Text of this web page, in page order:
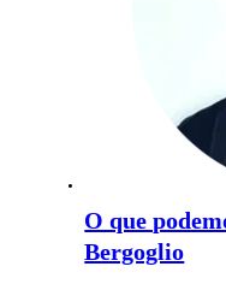
O que
Bergoglio